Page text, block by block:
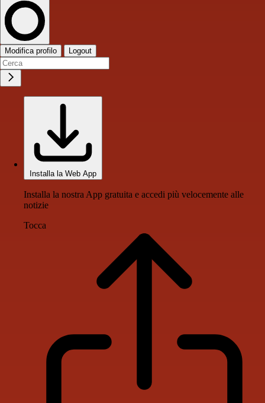
Modifica profilo Logout
Installa la Web App
Installa la nostra App gratuita e accedi più velocemente alle
notizie
Tocca